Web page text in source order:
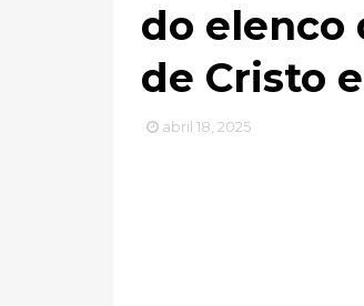
do elenco
de Cristo
abril 18, 2025